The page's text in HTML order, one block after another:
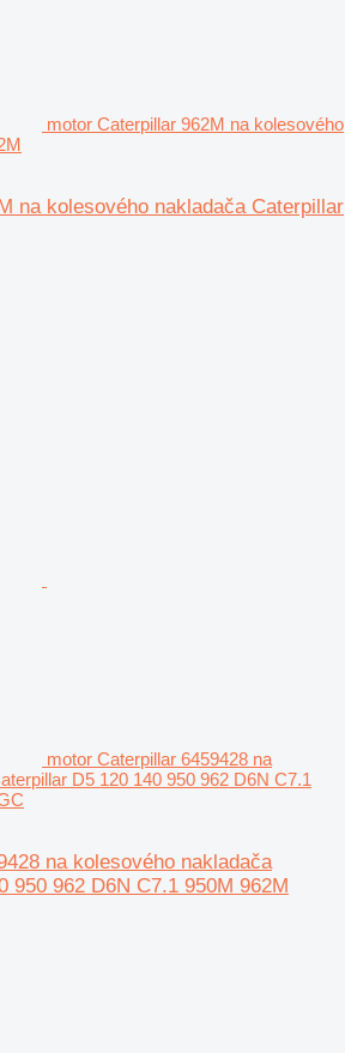
motor Caterpillar 962M na kolesového
na kolesového nakladača Caterpillar
motor Caterpillar 6459428 na
D5 120 140 950 962 D6N C7.1
na kolesového nakladača
950 962 D6N C7.1 950M 962M